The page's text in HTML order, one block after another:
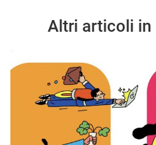
Altri articoli in